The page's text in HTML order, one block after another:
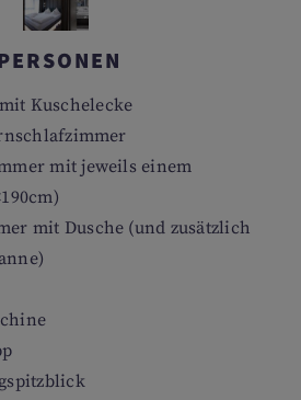
Kuschelecke
mit jeweils einem
mit Dusche (und zusätzlich